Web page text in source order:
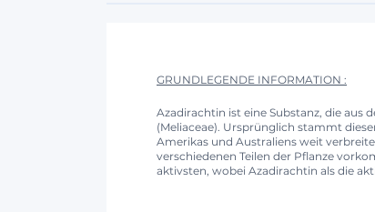
GRUNDLEGENDE INFORMATION :
Azadirachtin ist eine Substanz, die aus
(Meliaceae). Ursprünglich stammt
Amerikas und Australiens weit
verschiedenen Teilen der Pflanze
aktivsten, wobei Azadirachtin als die